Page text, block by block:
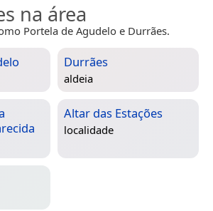
na área
Portela de Agudelo e Durrães.
Durrães
aldeia
Altar das Estações
localidade